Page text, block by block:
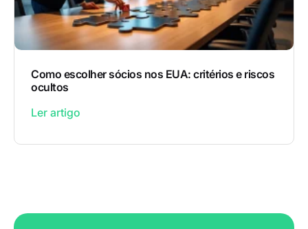
Como escolher sócios nos EUA: critérios e riscos
ocultos
Ler artigo